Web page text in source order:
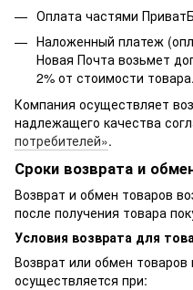
Оплата частями
Наложенный платеж
Новая Почта возьмет
2% от стоимости товара.
Компания осуществляет
надлежащего качества
потребителей».
Сроки возврата и
Возврат и обмен товаров
после получения товара
Условия возврата для
Возврат или обмен
осуществляется при: